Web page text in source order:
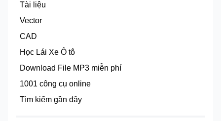
Tài liệu
Vector
CAD
Học Lái Xe Ô tô
Download File MP3 miễn phí
1001 công cụ online
Tìm kiếm gần đây